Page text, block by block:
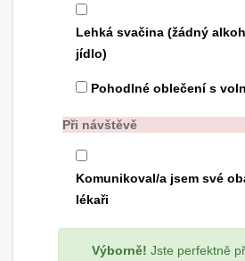
Lehká svačina (žádný
jídlo)
Pohodlné oblečení s
Při návštěvě
Komunikoval/a jsem své
lékaři
Výborně! Jste perfektně